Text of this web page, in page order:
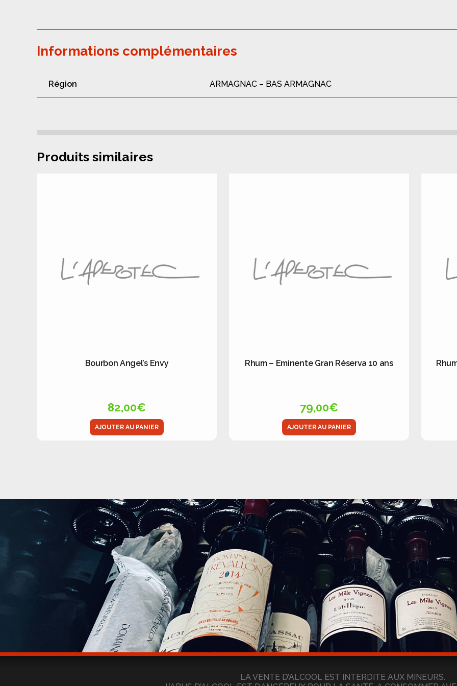
Informations complémentaires
Région ARMAGNAC – BAS ARMAGNAC
Produits similaires
Bourbon Angel’s Envy
82,00€
AJOUTER AU PANIER
Rhum – Eminente Gran Réserva 10 ans
79,00€
AJOUTER AU PANIER
LA VENTE D’ALCOOL EST INTERDITE AUX MINEURS.